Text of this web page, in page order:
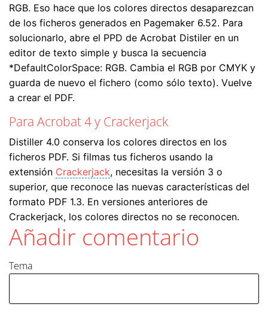
RGB. Eso hace que los colores directos desaparezcan
de los ficheros generados en Pagemaker 6.52. Para
solucionarlo, abre el PPD de Acrobat Distiler en un
editor de texto simple y busca la secuencia
*DefaultColorSpace: RGB. Cambia el RGB por CMYK y
guarda de nuevo el fichero (como sólo texto). Vuelve
a crear el PDF.
Para Acrobat 4 y Crackerjack
Distiller 4.0 conserva los colores directos en los
ficheros PDF. Si filmas tus ficheros usando la
extensión Crackerjack, necesitas la versión 3 o
superior, que reconoce las nuevas características del
formato PDF 1.3. En versiones anteriores de
Crackerjack, los colores directos no se reconocen.
Añadir comentario
Tema